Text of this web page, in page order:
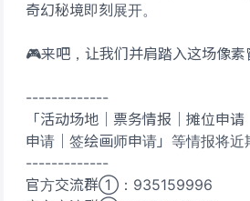
奇幻秘境即刻展开。
🎮来吧，让我们并肩踏入这场像素
-------------
「活动场地｜票务情报｜摊位申
申请｜签绘画师申请」等情报将近
-------------
官方交流群①：935159996